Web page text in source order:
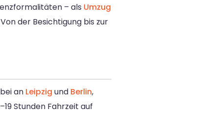
– als Umzug
der Besichtigung bis zur
an Leipzig und Berlin,
Stunden Fahrzeit auf